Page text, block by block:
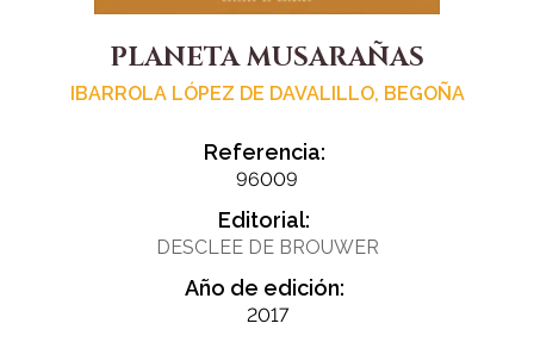
PLANETA MUSARAÑAS
IBARROLA LÓPEZ DE DAVALILLO, BEGOÑA
Referencia:
96009
Editorial:
DESCLEE DE BROUWER
Año de edición:
2017